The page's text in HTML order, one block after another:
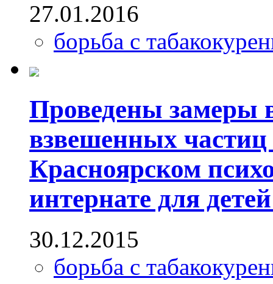
27.01.2016
борьба с
Проведены замеры
взвешенных
Красноярском
интернате для
30.12.2015
борьба с